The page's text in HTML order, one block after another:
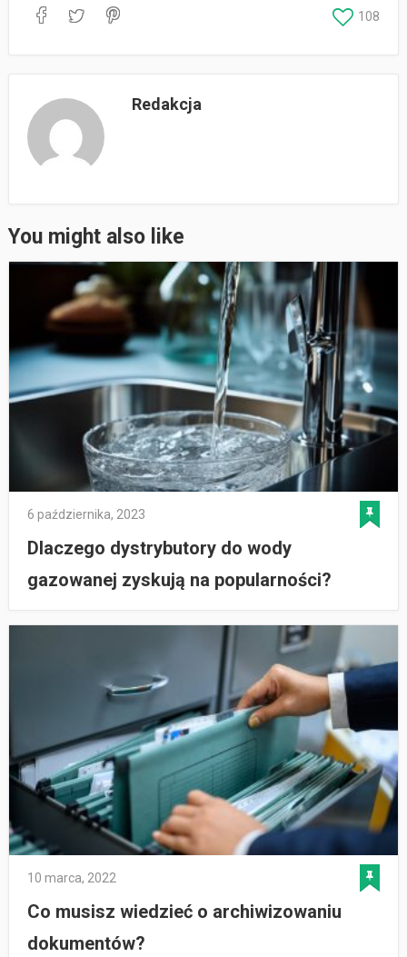
108
Redakcja
You might also like
6 października, 2023
Dlaczego dystrybutory do wody
gazowanej zyskują na popularności?
10 marca, 2022
Co musisz wiedzieć o archiwizowaniu
dokumentów?